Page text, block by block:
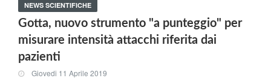
NEWS SCIENTIFICHE
Gotta, nuovo strumento "a punteggio" per
misurare intensità attacchi riferita dai
pazienti
Giovedi 11 Aprile 2019